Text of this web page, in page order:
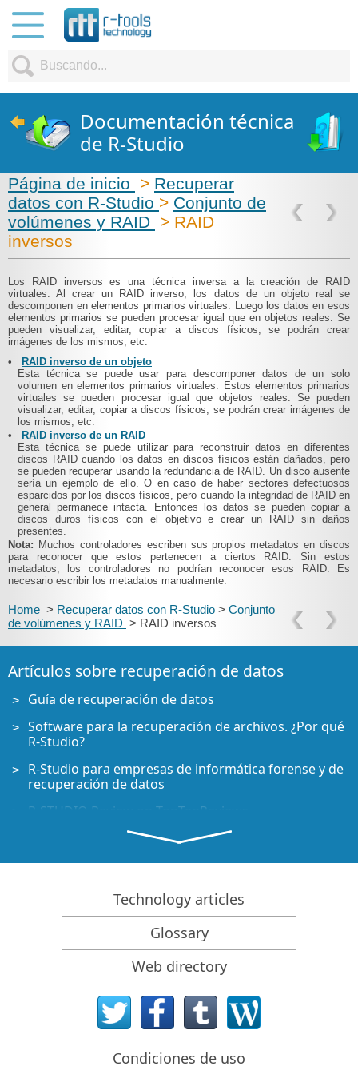
Documentación técnica
de R-Studio
Página de inicio > Recuperar
datos con R-Studio > Conjunto de
volúmenes y RAID > RAID
inversos
Los RAID inversos es una técnica inversa a la creación de RAID
virtuales. Al crear un RAID inverso, los datos de un objeto real se
descomponen en elementos primarios virtuales. Luego los datos en esos
elementos primarios se pueden procesar igual que en objetos reales. Se
pueden visualizar, editar, copiar a discos físicos, se podrán crear
imágenes de los mismos, etc.
•
RAID inverso de un objeto
Esta técnica se puede usar para descomponer datos de un solo
volumen en elementos primarios virtuales. Estos elementos primarios
virtualesse pueden procesar igual que objetos reales. Se pueden
visualizar, editar, copiar a discos físicos, se podrán crear imágenes de
los mismos, etc.
•
RAID inverso de un RAID
Esta técnica se puede utilizar para reconstruir datos en diferentes
discos RAID cuando los datos en discos físicos están dañados, pero
se pueden recuperar usando la redundancia de RAID. Un disco ausente
sería un ejemplo de ello. O en caso de haber sectores defectuosos
esparcidos por los discos físicos, pero cuando la integridad de RAID en
general permanece intacta. Entonces los datos se pueden copiar a
discos duros físicos con el objetivo e crear un RAID sin daños
presentes.
Nota: Muchos controladores escriben sus propios metadatos en discos
para reconocer que estos pertenecen a ciertos RAID. Sin estos
metadatos, los controladores no podrían reconocer esos RAID. Es
necesario escribir los metadatos manualmente.
Home > Recuperar datos con R-Studio > Conjunto
de volúmenes y RAID > RAID inversos
Artículos sobre recuperación de datos
Guía de recuperación de datos
Software para la recuperación de archivos. ¿Por qué
R-Studio?
R-Studio para empresas de informática forense y de
recuperación de datos
R-STUDIO Review on TopTenReviews
Opciones para recuperar archivos de discos SSD
Cómo recuperar datos de dispositivos NVMe
Predecir el éxito en casos comunes de recuperación
Recuperación de datos sobrescritos
Recuperación de archivos de emergencia utilizando
R-Studio Emergency
Ejemplo de recuperación de RAID
R-Studio: recuperación de datos de un ordenador
Technology articles
Glossary
Web directory
Condiciones de uso